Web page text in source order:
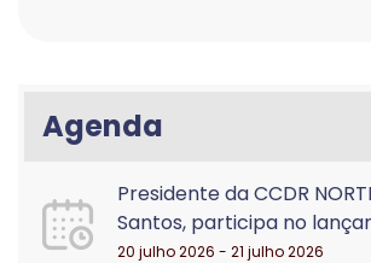
Agenda
Presidente da CCDR
Santos, participa no
20 julho 2026 - 21 julho 2026